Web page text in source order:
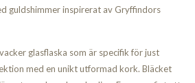
guldshimmer inspirerat av Gryffindors
glasflaska som är specifik för just
med en unikt utformad kork. Bläcket